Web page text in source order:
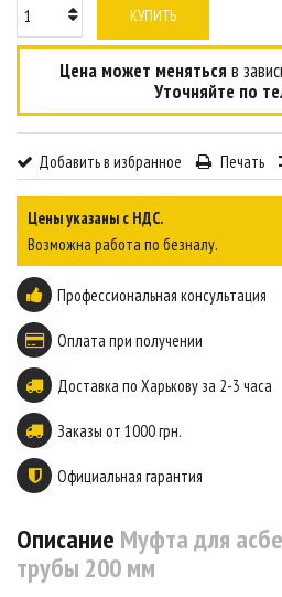
КУПИТЬ
Цена может меняться в
Уточняйте по
Добавить в избранное Печать
Цены указаны с НДС.
Возможна работа по безналу.
Профессиональная консультация
Оплата при получении
Доставка по Харькову за 2-3 часа
Заказы от 1000 грн.
Официальная гарантия
Описание Муфта для
трубы 200 мм